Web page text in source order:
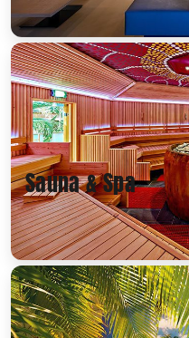
Sauna & Spa